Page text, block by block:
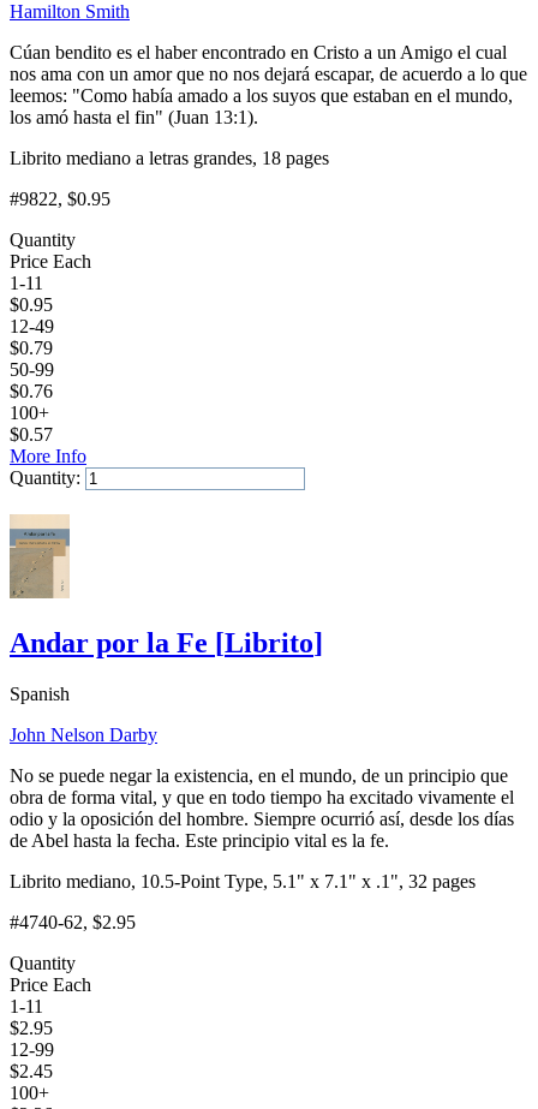
Hamilton Smith
Cúan bendito es el haber encontrado en Cristo a un Amigo el cual
nos ama con un amor que no nos dejará escapar, de acuerdo a lo que
leemos: "Como había amado a los suyos que estaban en el mundo,
los amó hasta el fin" (Juan 13:1).
Librito mediano a letras grandes, 18 pages
#9822, $0.95
Quantity
Price Each
1-11
$0.95
12-49
$0.79
50-99
$0.76
100+
$0.57
More Info
Quantity:
Andar por la Fe [Librito]
Spanish
John Nelson Darby
No se puede negar la existencia, en el mundo, de un principio que
obra de forma vital, y que en todo tiempo ha excitado vivamente el
odio y la oposición del hombre. Siempre ocurrió así, desde los días
de Abel hasta la fecha. Este principio vital es la fe.
Librito mediano, 10.5-Point Type, 5.1" x 7.1" x .1", 32 pages
#4740-62, $2.95
Quantity
Price Each
1-11
$2.95
12-99
$2.45
100+